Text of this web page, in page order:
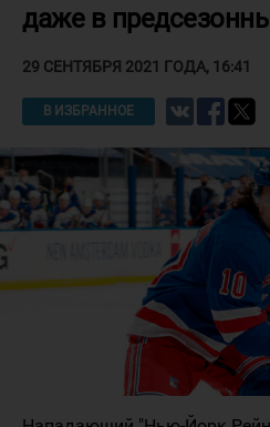
даже в
29 СЕНТЯБРЯ 2021 ГОДА, 16:41
В ИЗБРАННОЕ